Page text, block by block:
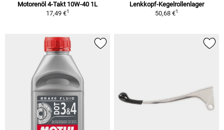
Motorenöl 4-Takt 10W-40 1L
17,49 €1
Lenkkopf-Kegelrollenlager
50,68 €1